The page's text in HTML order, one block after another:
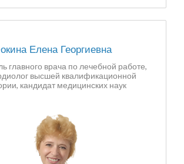
Елена Георгиевна
главного врача по лечебной работе,
высшей квалификационной
кандидат медицинских наук